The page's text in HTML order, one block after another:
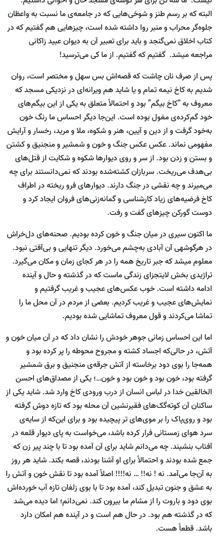
البته که بر رسم طنز و شوخی‌هایی که در جامعه‌ی ما نسبت به واعظان
جلوه‌گر محراب و منبر روا داشته شده است، چیزهایی هم گفتیم که در
کتاب اخلاق نمی‌گنجد و باید برای تعبیر آن به دیوان عبید زاکانی
مراجعه می­شد. گفتیم که گفتیم. از ما کی می‌ترسید!
پس از صرف نان چاشت که قصه‌اش بس سهل و مختصر است، روان
شدیم به کاخ نیمه تمام و یا شاید هم ویرانه‌ای در نزدیکی مسجد که
معروف به “کاخ بیگم” بود و احتمالاً متعلق به یکی از این بیگم‌های
خود گم‌کرده‌ی مغول بوده است. این‌جا دیگر احساس ما رنگ خون
به‌خود گرفت و از دین و آیین، هنر و شکوه، ملا و مرید، رخسار و آرایش
مفهومی نماند. عکس عکس جنگ و خون و شمشیر و منجنیق و کشتن
و بستن و زدن بود. از سر و روی دیوارها شکوه و شکایت از قتل‌های
بی‌هدف می‌ریخت. سربازان کشته‌شده بودند که نمی‌دانستند برای چه
می‌میرند و چه نقشی در جنگ دارند. دیوارهای فرو ریخته در اطراف
کاخ فرضیه‌های زیاد کارشناسی و گمانه‌زنی‌های فروان ایجاد کرد و
دوست گورکن چیزهای گفت و رفت.
ما اکنون سیری در میان جنگ و خون کرده بودیم. صحنه‌های دل‌خراش
در هرگوشه­ی آن آبادی به‌چشم می‌خورد. دیگر تنهایی و بی‌آفتی نبود.
معلوم می­شد که جبر تاریخ همه را در هر کجای زمان و مکان می‌گیرد.
تراژیدی بخش لایتجزای زندگی ماست که در گذشته و حال و آینده
ادامه داشته است. خوب عکس‌های عجیب و غریب گرفتیم و
نمایش‌های عجیب و غریب کردیم. بعضی از مردم در آن محل ما را
تماشا می‌کردند و قول معروف تماشایی شده بودیم.
اما این احساس زمانی جوهر خودش را نشان داد که در آن میان خون و
آتش، در حالی‌که اجساد کشته و مجروح محوطه را پر کرده بود و
همه‌جا را بوی دود برخاسته از آتش جرقه‌ی منجنیق و برق شمشیر
گرفته بود، خون بود و خون بود و خون…؛ یکی از مصداق‌های احسن
الخالقین خدا در لباس انسان از درب ورودی کاخ وارد شد. شاید یکی از
ساکنان آن کوته‌گک‌های فقیرنشین آن محله بود که تازه دوش گرفته
بود و روی‌پاک را بر موی‌های تر پیچیده بود و برای این‌که از سایه‌ی
سرد هوای زمستانی فرار کرده باشد، می‌خواست به پای دیوار قلعه در
آفتاب بنشیند. چه می‌دانم شاید برای آن آمده بود تا با چند پیر زن که
جمع شده بودند و احتمالاً برای او آشنا بودند، قصه بکند. شاید هر روز
به آن‌جا می‌آمد. نه ! نه!! … نه!!!! اصلاً آمده بود تا نقش خون و آتش را
به عشق و جنون تبدیل کند، آمده بود تا با بوی زلفان تازه آب خورده‌اش
بوی دود و باروت را از مشام ما بیرون کند. نمی‌دانم؛ اما دیده می‌شد
که در گذشته هم بود. در حال هم است و در آینده هم امکان دارد
باشد. قطعاً هست.